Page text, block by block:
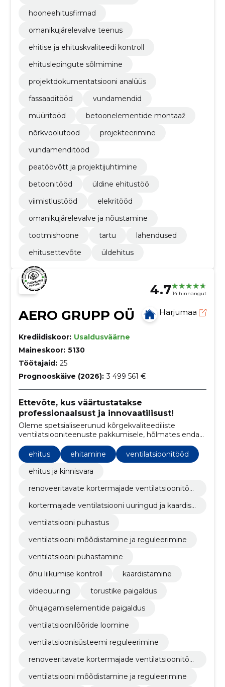
hooneehitusfirmad
omanikujärelevalve teenus
ehitise ja ehituskvaliteedi kontroll
ehituslepingute sõlmimine
projektdokumentatsiooni analüüs
fassaaditööd
vundamendid
müüritööd
betoonelementide montaaž
nõrkvoolutööd
projekteerimine
vundamenditööd
peatöövõtt ja projektijuhtimine
betoonitööd
üldine ehitustöö
viimistlustööd
elekritööd
omanikujärelevalve ja nõustamine
tootmishoone
tartu
lahendused
ehitusettevõte
üldehitus
4.714 hinnangut
AERO GRUPP OÜ Harjumaa
Krediidiskoor: Usaldusväärne
Maineskoor: 5130
Töötajaid: 25
Prognooskäive (2026): 3 499 561 €
Ettevõte, kus väärtustatakse
professionaalsust ja innovaatilisust!
Oleme spetsialiseerunud kõrgekvaliteediliste
ventilatsiooniteenuste pakkumisele, hõlmates endas
puhastamisest ja hooldamisest kuni uute süsteemide
ehitamise ja renoveerimiseni.
ehitus ehitamine
ventilatsioonitööd
ehitus ja kinnisvara
renoveeritavate kortermajade ventilatsioonitöö
kortermajade ventilatsiooni uuringud ja kaardist
ventilatsiooni puhastus
ventilatsiooni mõõdistamine ja reguleerimine
ventilatsiooni puhastamine
õhu liikumise kontroll
kaardistamine
videouuring
torustike paigaldus
õhujagamiselementide paigaldus
ventilatsioonilõõride loomine
ventilatsioonisüsteemi reguleerimine
renoveeritavate kortermajade ventilatsioonitöö
ventilatsiooni mõõdistamine ja reguleerimine